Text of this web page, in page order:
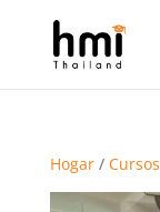
Hogar/ Cursos